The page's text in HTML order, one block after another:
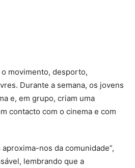
movimento, desporto,
Durante a semana, os jovens
e, em grupo, criam uma
contacto com o cinema e com
nos da comunidade”,
lembrando que a